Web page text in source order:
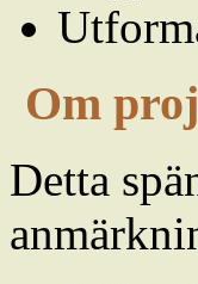
Om
Detta